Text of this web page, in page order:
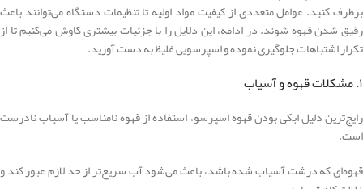
برطرف کنید. عوامل متعددی از کیفیت مواد اولیه تا تنظیمات دستگاه می‌توانند باعث
رقیق شدن قهوه شوند. در ادامه، این دلایل را با جزئیات بیشتری کاوش می‌کنیم تا از
تکرار اشتباهات جلوگیری نموده و اسپرسویی غلیظ به دست آورید.
۱. مشکلات قهوه و آسیاب
رایج‌ترین دلیل ابکی بودن قهوه اسپرسو، استفاده از قهوه نامناسب یا آسیاب نادرست
است.
قهوه‌ای که درشت آسیاب شده باشد، باعث می‌شود آب سریع‌تر از حد لازم عبور کند و